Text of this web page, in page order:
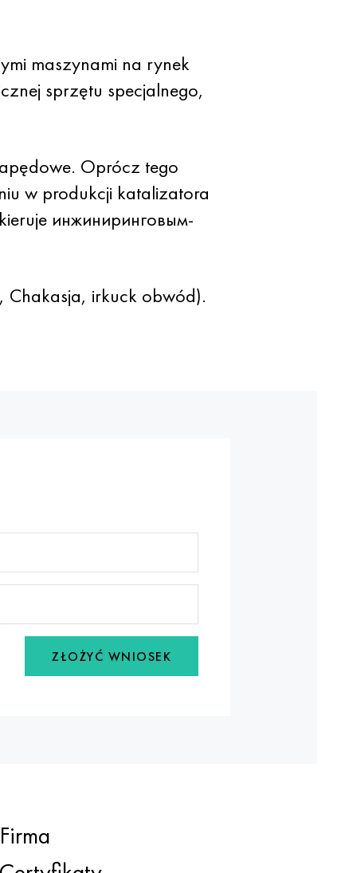
maszynami na rynek
sprzętu specjalnego,
Oprócz tego
w produkcji katalizatora
инжиниринговым-
Chakasja, irkuck obwód).
ZŁOŻYĆ WNIOSEK
Firma